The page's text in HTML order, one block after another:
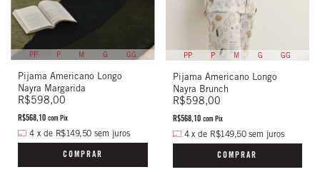
PP P M G GG
Pijama Americano Longo
Nayra Margarida
R$598,00
R$568,10 com Pix
4 x de R$149,50 sem juros
COMPRAR
PP P M G GG
Pijama Americano Longo
Nayra Brunch
R$598,00
R$568,10 com Pix
4 x de R$149,50 sem juros
COMPRAR